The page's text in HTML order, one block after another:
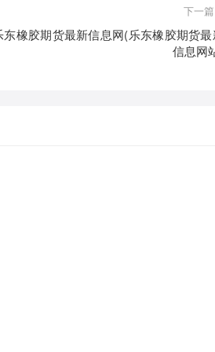
下一篇
东橡胶期货最新信息网(乐东橡胶期货
信息网